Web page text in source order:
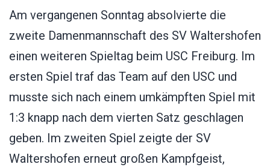
Am vergangenen Sonntag absolvierte die
zweite Damenmannschaft des SV Waltershofen
einen weiteren Spieltag beim USC Freiburg. Im
ersten Spiel traf das Team auf den USC und
musste sich nach einem umkämpften Spiel mit
1:3 knapp nach dem vierten Satz geschlagen
geben. Im zweiten Spiel zeigte der SV
Waltershofen erneut großen Kampfgeist,